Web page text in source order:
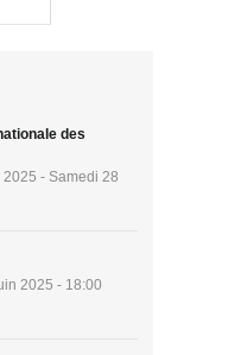
des
- Samedi 28
2025 - 18:00